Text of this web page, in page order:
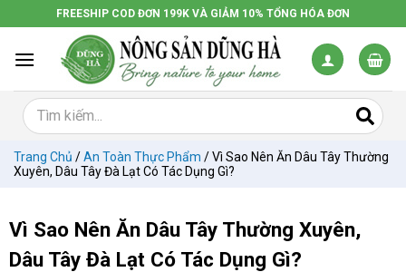
đến
dung
FREESHIP COD ĐƠN 199K VÀ GIẢM 10% TỔNG HÓA ĐƠN
Trang Chủ /An Toàn Thực Phẩm /Vì Sao Nên Ăn Dâu Tây Thường
Xuyên, Dâu Tây Đà Lạt Có Tác Dụng Gì?
Vì Sao Nên Ăn Dâu Tây Thường Xuyên,
Dâu Tây Đà Lạt Có Tác Dụng Gì?